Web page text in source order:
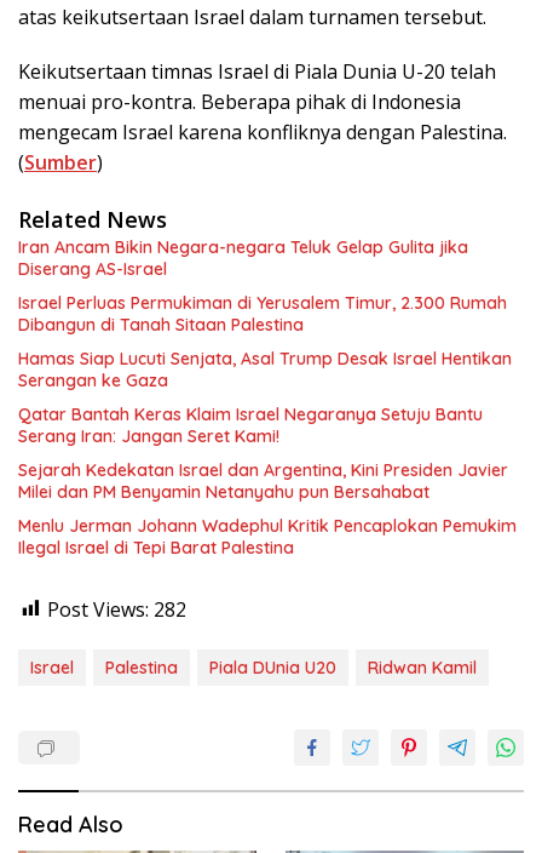
atas keikutsertaan Israel dalam turnamen tersebut.
Keikutsertaan timnas Israel di Piala Dunia U-20 telah
menuai pro-kontra. Beberapa pihak di Indonesia
mengecam Israel karena konfliknya dengan Palestina.
(Sumber)
Related News
Iran Ancam Bikin Negara-negara Teluk Gelap Gulita jika
Diserang AS-Israel
Israel Perluas Permukiman di Yerusalem Timur, 2.300 Rumah
Dibangun di Tanah Sitaan Palestina
Hamas Siap Lucuti Senjata, Asal Trump Desak Israel Hentikan
Serangan ke Gaza
Qatar Bantah Keras Klaim Israel Negaranya Setuju Bantu
Serang Iran: Jangan Seret Kami!
Sejarah Kedekatan Israel dan Argentina, Kini Presiden Javier
Milei dan PM Benyamin Netanyahu pun Bersahabat
Menlu Jerman Johann Wadephul Kritik Pencaplokan Pemukim
Ilegal Israel di Tepi Barat Palestina
Post Views: 282
Israel Palestina Piala DUnia U20 Ridwan Kamil
Read Also